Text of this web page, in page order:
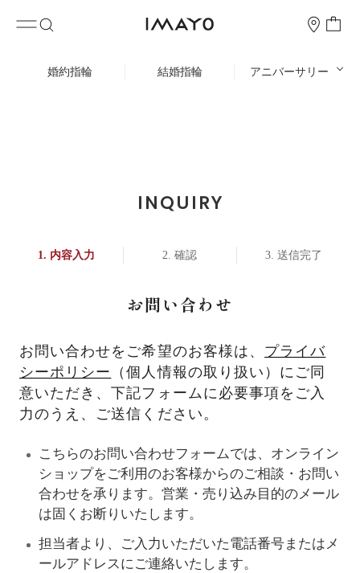
婚約指輪 結婚指輪 アニバーサリー
INQUIRY
内容入力 確認 送信完了
お問い合わせ
お問い合わせをご希望のお客様は、 プライバ
シーポリシー
（個人情報の取り扱い）にご同
意いただき、下記フォームに必要事項をご入
力のうえ、ご送信ください。
こちらのお問い合わせフォームでは、オンライン
ショップをご利用のお客様からのご相談・お問い
合わせを承ります。営業・売り込み目的のメール
は固くお断りいたします。
担当者より、ご入力いただいた電話番号またはメ
ールアドレスにご連絡いたします。